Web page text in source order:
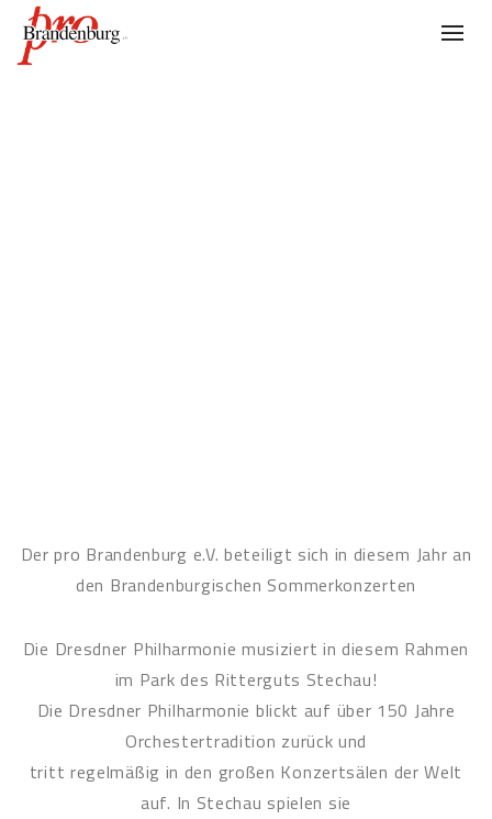
Der pro Brandenburg e.V. beteiligt sich in diesem Jahr an
den Brandenburgischen Sommerkonzerten
Die Dresdner Philharmonie musiziert in diesem Rahmen
im Park des Ritterguts Stechau!
Die Dresdner Philharmonie blickt auf über 150 Jahre
Orchestertradition zurück und
tritt regelmäßig in den großen Konzertsälen der Welt
auf. In Stechau spielen sie